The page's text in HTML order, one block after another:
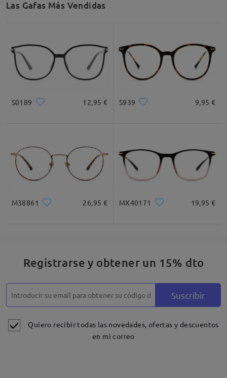
Descripción del Producto
Las Gafas Más Vendidas
S0189 12,95 € S939 9,95 €
M38861 26,95 € MX40171 19,95 €
Registrarse y obtener un 15% dto
Suscribir
Quiero recibir todas las novedades, ofertas y descuentos
en mi correo